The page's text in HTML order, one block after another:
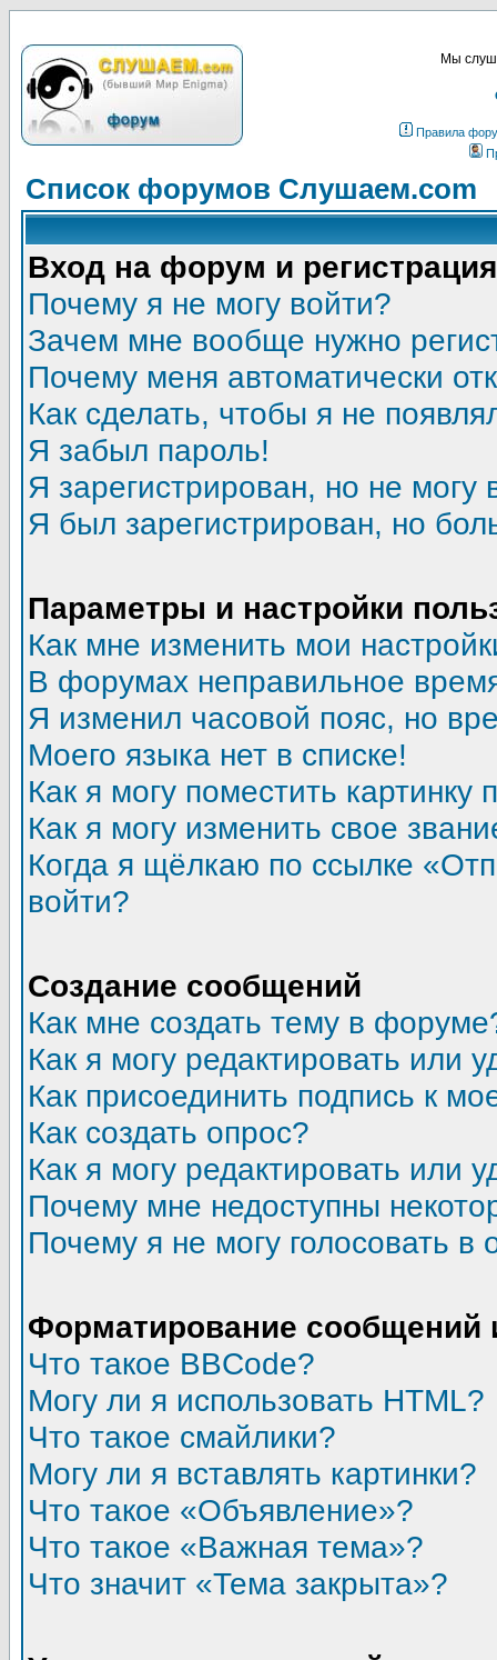
Мы
Правила
Список форумов Слушаем.com
Вход на форум и регистрация
Почему я не могу войти?
Зачем мне вообще нужно
Почему меня автоматически
Как сделать, чтобы я не
Я забыл пароль!
Я зарегистрирован, но не могу
Я был зарегистрирован, но
Параметры и настройки
Как мне изменить мои
В форумах неправильное
Я изменил часовой пояс, но
Моего языка нет в списке!
Как я могу поместить
Как я могу изменить свое
Когда я щёлкаю по ссылке
войти?
Создание сообщений
Как мне создать тему в
Как я могу редактировать или
Как присоединить подпись к
Как создать опрос?
Как я могу редактировать или
Почему мне недоступны
Почему я не могу голосовать в
Форматирование сообщений
Что такое BBCode?
Могу ли я использовать HTML?
Что такое смайлики?
Могу ли я вставлять картинки?
Что такое «Объявление»?
Что такое «Важная тема»?
Что значит «Тема закрыта»?